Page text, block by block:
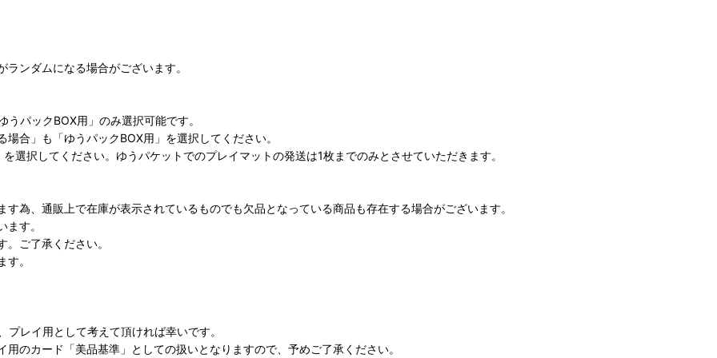
ンダムになる場合がございます。
パックBOX用」のみ選択可能です。
合」も「ゆうパックBOX用」を選択してください。
選択してください。ゆうパケットでのプレイマットの発送は1枚までのみとさせていただきます。
為、通販上で在庫が表示されているものでも欠品となっている商品も存在する場合がございます。
す。
ご了承ください。
。
レイ用として考えて頂ければ幸いです。
のカード「美品基準」としての扱いとなりますので、予めご了承ください。